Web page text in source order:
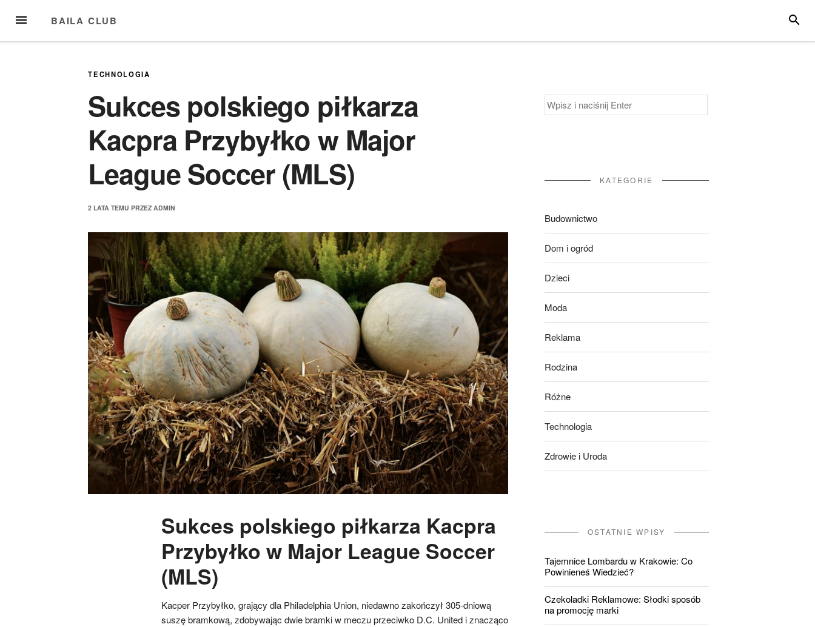
MENU BAILA CLUB
TECHNOLOGIA
Sukces polskiego piłkarza
Kacpra Przybyłko w Major
League Soccer (MLS)
2 LATA TEMU PRZEZADMIN
Sukces polskiego piłkarza Kacpra
Przybyłko w Major League Soccer
(MLS)
Kacper Przybyłko, grający dla Philadelphia Union, niedawno zakończył 305-dniową
suszę bramkową, zdobywając dwie bramki w meczu przeciwko D.C. United i znacząco
Szukaj:
KATEGORIE
Budownictwo
Dom i ogród
Dzieci
Moda
Reklama
Rodzina
Różne
Technologia
Zdrowie i Uroda
OSTATNIE WPISY
Tajemnice Lombardu w Krakowie: Co
Powinieneś Wiedzieć?
Czekoladki Reklamowe: Słodki sposób
na promocję marki